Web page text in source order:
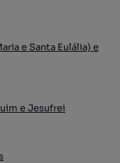
e Santa Eulália) e
e Jesufrei